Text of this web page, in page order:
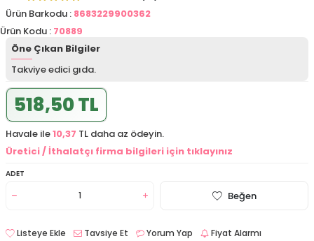
Ürün Barkodu : 8683229900362
Ürün Kodu : 70889
Öne Çıkan Bilgiler
Takviye edici gıda.
518,50 TL
Havale ile10,37 TL daha az ödeyin.
Üretici / İthalatçı firma bilgileri için tıklayınız
ADET
Beğen
Listeye Ekle Tavsiye Et Yorum Yap Fiyat Alarmı